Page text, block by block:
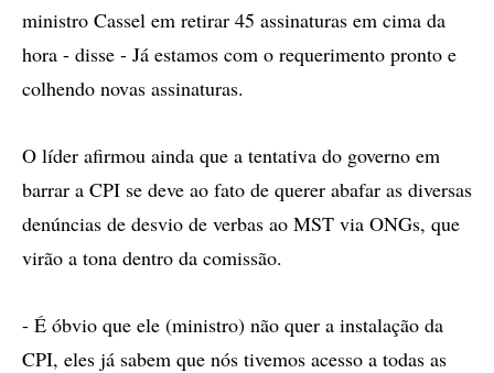
ministro Cassel em retirar 45 assinaturas em cima da
hora - disse - Já estamos com o requerimento pronto e
colhendo novas assinaturas.
O líder afirmou ainda que a tentativa do governo em
barrar a CPI se deve ao fato de querer abafar as diversas
denúncias de desvio de verbas ao MST via ONGs, que
virão a tona dentro da comissão.
- É óbvio que ele (ministro) não quer a instalação da
CPI, eles já sabem que nós tivemos acesso a todas as